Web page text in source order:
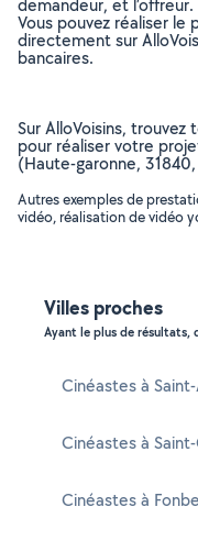
demandeur, et l’offreur.
Vous pouvez réaliser
directement sur
bancaires.
Sur AlloVoisins,
pour réaliser votre
(Haute-garonne,
Autres exemples de
vidéo, réalisation de vidéo
Villes proches
Ayant le plus de résultats,
Cinéastes à
Cinéastes à
Cinéastes à